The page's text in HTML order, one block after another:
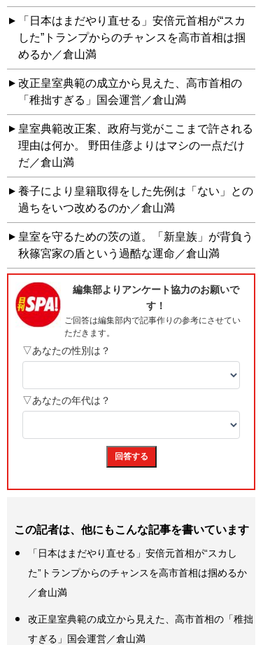
「日本はまだやり直せる」安倍元首相が“スカ
した”トランプからのチャンスを高市首相は掴
めるか／倉山満
改正皇室典範の成立から見えた、高市首相の
「稚拙すぎる」国会運営／倉山満
皇室典範改正案、政府与党がここまで許される
理由は何か。 野田佳彦よりはマシの一点だけ
だ／倉山満
養子により皇籍取得をした先例は「ない」との
過ちをいつ改めるのか／倉山満
皇室を守るための茨の道。「新皇族」が背負う
秋篠宮家の盾という過酷な運命／倉山満
この記者は、他にもこんな記事を書いています
「日本はまだやり直せる」安倍元首相が“スカし
た”トランプからのチャンスを高市首相は掴めるか
／倉山満
改正皇室典範の成立から見えた、高市首相の「稚拙
すぎる」国会運営／倉山満